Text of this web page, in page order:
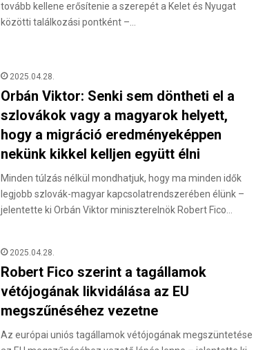
tovább kellene erősítenie a szerepét a Kelet és Nyugat
közötti találkozási pontként –…
2025.04.28.
Orbán Viktor: Senki sem döntheti el a
szlovákok vagy a magyarok helyett,
hogy a migráció eredményeképpen
nekünk kikkel kelljen együtt élni
Minden túlzás nélkül mondhatjuk, hogy ma minden idők
legjobb szlovák-magyar kapcsolatrendszerében élünk –
jelentette ki Orbán Viktor miniszterelnök Robert Fico…
2025.04.28.
Robert Fico szerint a tagállamok
vétójogának likvidálása az EU
megszűnéséhez vezetne
Az európai uniós tagállamok vétójogának megszüntetése